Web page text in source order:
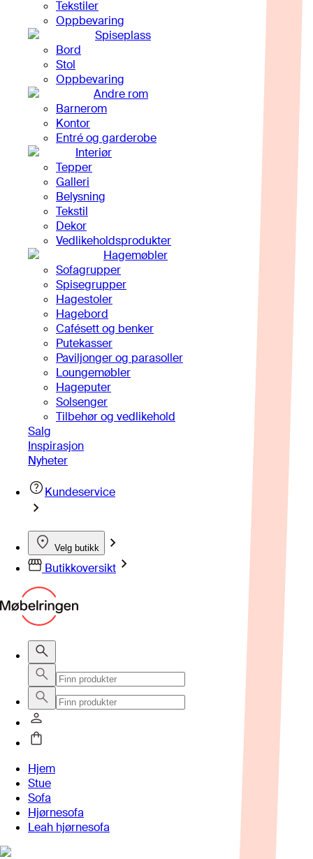
Tekstiler
Oppbevaring
Spiseplass
Bord
Stol
Oppbevaring
Andre rom
Barnerom
Kontor
Entré og garderobe
Interiør
Tepper
Galleri
Belysning
Tekstil
Dekor
Vedlikeholdsprodukter
Hagemøbler
Sofagrupper
Spisegrupper
Hagestoler
Hagebord
Cafésett og benker
Putekasser
Paviljonger og parasoller
Loungemøbler
Hageputer
Solsenger
Tilbehør og vedlikehold
Salg
Inspirasjon
Nyheter
Kundeservice
Velg butikk
Butikkoversikt
Hjem
Stue
Sofa
Hjørnesofa
Leah hjørnesofa